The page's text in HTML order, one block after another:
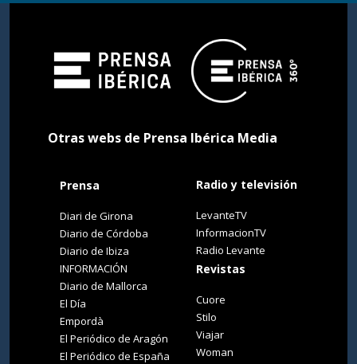
Otras webs de Prensa Ibérica Media
Prensa
Diari de Girona
Diario de Córdoba
Diario de Ibiza
INFORMACIÓN
Diario de Mallorca
El Día
Empordà
El Periódico de Aragón
El Periódico de España
Radio y televisión
LevanteTV
InformacionTV
Radio Levante
Revistas
Cuore
Stilo
Viajar
Woman